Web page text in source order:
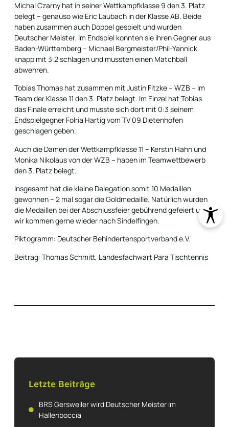
Michal Czarny hat in seiner Wettkampfklasse 9 den 3. Platz
belegt – genauso wie Eric Laubach in der Klasse AB. Beide
haben zusammen auch Doppel gespielt und wurden
Deutscher Meister. Im Endspiel konnten sie ihren Gegner aus
Baden-Württemberg – Michael Bergmeister/Phil-Yannick
knapp mit 3:2 schlagen und mussten einen Matchball
abwehren.
Tobias Thomas hat zusammen mit Justin Fitzke – WZB – im
Team der Klasse 11 den 3. Platz belegt. Im Einzel hat Tobias
das Finale erreicht und musste sich dort mit 0:3 seinem
Endspielgegner Folria Hartig vom TV 09 Dietenhofen
geschlagen geben.
Auch die Damen der Wettkampfklasse 11 – Kerstin Hahn und
Monika Nikolaus von der WZB – haben im Teamwettbewerb
den 3. Platz belegt.
Insgesamt hat die kleine Delegation somit 10 Medaillen
gewonnen – 2 mal sogar die Goldmedaille. Natürlich wurden
die Medaillen bei der Abschlussfeier gebührend gefeiert und
wir kommen gerne wieder nach Sindelfingen.
Piktogramm: Deutscher Behindertensportverband e.V.
Beitrag: Thomas Schmitt, Landesfachwart Para Tischtennis
Letzte Beiträge
BRS Gersweiler wird Deutscher Meister im
Hallenboccia